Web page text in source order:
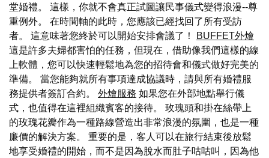
堂婚禮。 這樣，你就不會真正試圖讓民事儀式變得浪漫--尊
重例外。 在時間軸的此時，您應該已經找回了所有受訪
者。 這意味著您終於可以開始安排會議了！
BUFFET外燴
這是許多夫婦都害怕的任務，但現在，借助像我們這樣的線
上軟體，您可以快速輕鬆地為您的招待會和儀式做好完美的
準備。 當您能夠就所有事項達成協議時，請與所有婚禮服
務提供者簽訂合約。 外燴服務 如果您在外部地點舉行儀
式，也值得在這裡組織賓客的接待。 玫瑰頭和掛在絲帶上
的玫瑰花瓣作為一種路線營造出非常浪漫的氛圍，也是一種
廉價的解決方案。 重要的是，客人可以在旅行結束後放鬆
地享受婚禮的開始，而不是因為脫水而肚子咕咕叫，因為他